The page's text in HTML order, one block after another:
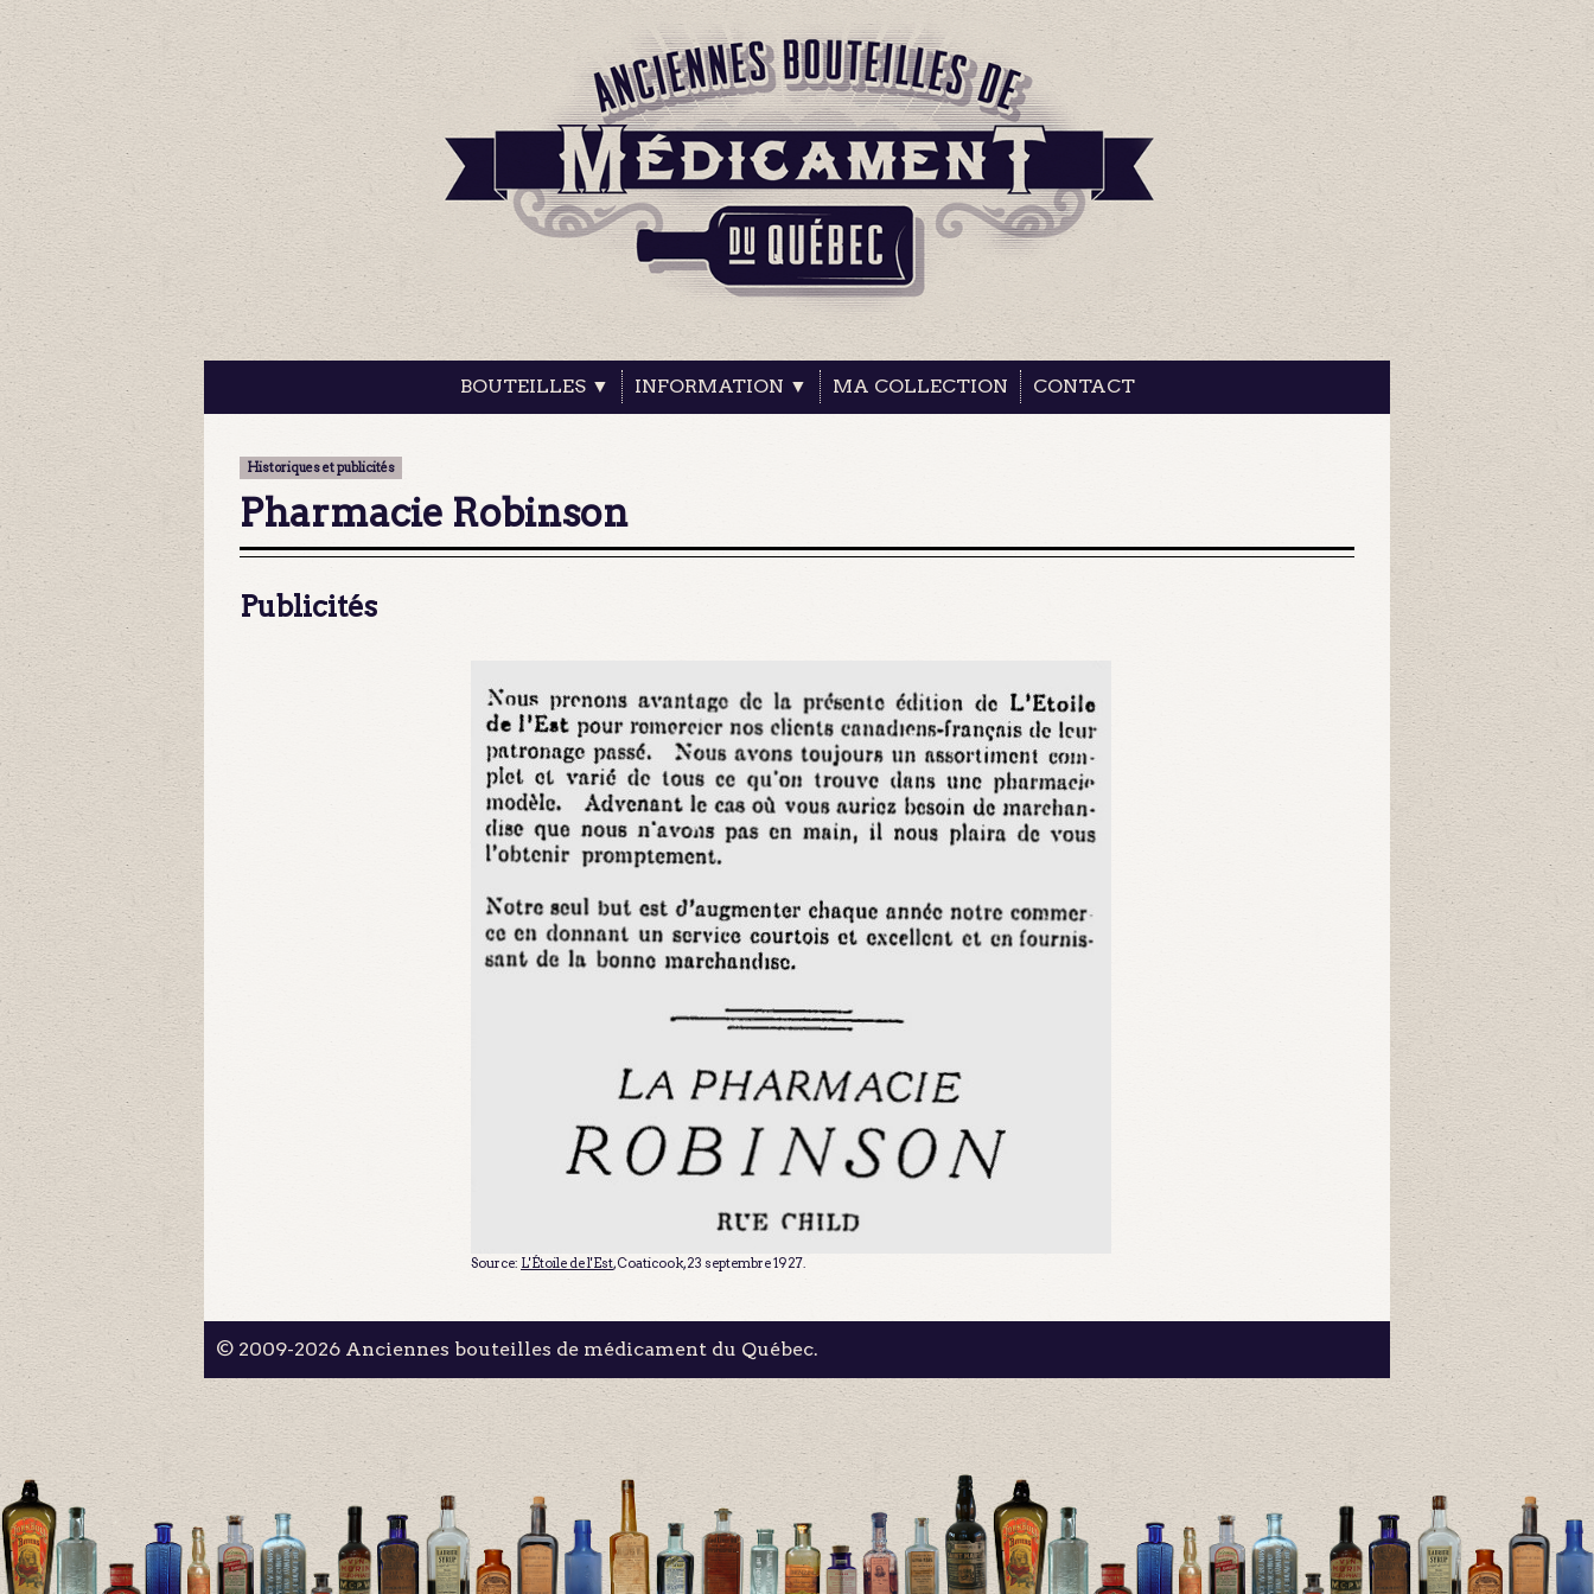
BOUTEILLES ▼ INFORMATION ▼ MA COLLECTION CONTACT
Historiques et publicités
Pharmacie Robinson
Publicités
Source: L'Étoile de l'Est, Coaticook, 23 septembre 1927.
© 2009-2026 Anciennes bouteilles de médicament du Québec.